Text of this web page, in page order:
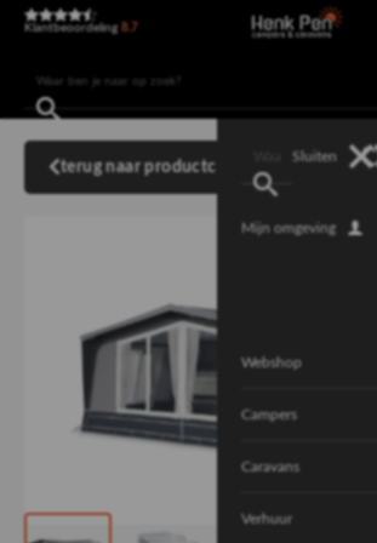
Klantbeoordeling 8.7
Sluiten
Mijn omgeving
Webshop
Campers
Caravans
Verhuur
terug naar productcategorie